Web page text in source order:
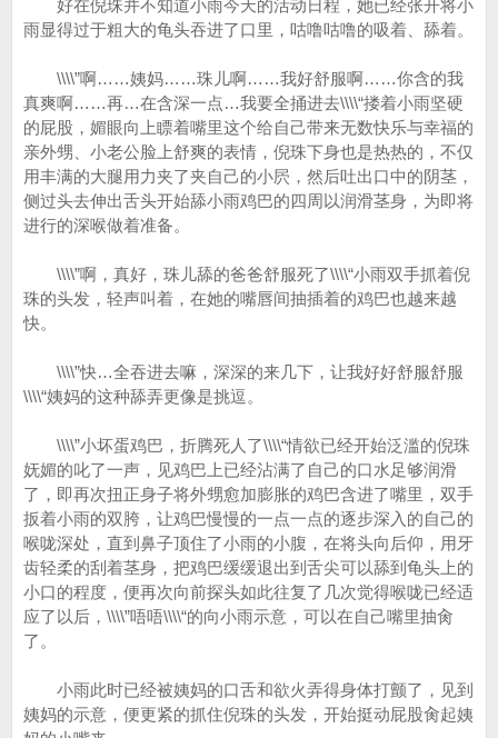
好在倪珠并不知道小雨今天的活动日程，她已经张开将小
雨显得过于粗大的龟头吞进了口里，咕噜咕噜的吸着、舔着。
\\\\”啊……姨妈……珠儿啊……我好舒服啊……你含的我
真爽啊……再…在含深一点…我要全捅进去\\\\“搂着小雨坚硬
的屁股，媚眼向上瞟着嘴里这个给自己带来无数快乐与幸福的
亲外甥、小老公脸上舒爽的表情，倪珠下身也是热热的，不仅
用丰满的大腿用力夹了夹自己的小屄，然后吐出口中的阴茎，
侧过头去伸出舌头开始舔小雨鸡巴的四周以润滑茎身，为即将
进行的深喉做着准备。
\\\\”啊，真好，珠儿舔的爸爸舒服死了\\\\“小雨双手抓着倪
珠的头发，轻声叫着，在她的嘴唇间抽插着的鸡巴也越来越
快。
\\\\”快…全吞进去嘛，深深的来几下，让我好好舒服舒服
\\\\“姨妈的这种舔弄更像是挑逗。
\\\\”小坏蛋鸡巴，折腾死人了\\\\“情欲已经开始泛滥的倪珠
妩媚的叱了一声，见鸡巴上已经沾满了自己的口水足够润滑
了，即再次扭正身子将外甥愈加膨胀的鸡巴含进了嘴里，双手
扳着小雨的双胯，让鸡巴慢慢的一点一点的逐步深入的自己的
喉咙深处，直到鼻子顶住了小雨的小腹，在将头向后仰，用牙
齿轻柔的刮着茎身，把鸡巴缓缓退出到舌尖可以舔到龟头上的
小口的程度，便再次向前探头如此往复了几次觉得喉咙已经适
应了以后，\\\\”唔唔\\\\“的向小雨示意，可以在自己嘴里抽肏
了。
小雨此时已经被姨妈的口舌和欲火弄得身体打颤了，见到
姨妈的示意，便更紧的抓住倪珠的头发，开始挺动屁股肏起姨